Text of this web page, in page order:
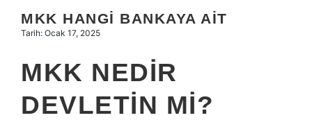
Hakkımızda
MKK HANGI BANKAYA AIT
Tarih: Ocak 17, 2025
MKK NEDIR
DEVLETIN MI?